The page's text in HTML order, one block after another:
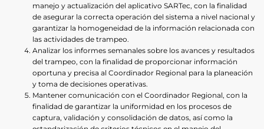
manejo y actualización del aplicativo SARTec, con la finalidad
de asegurar la correcta operación del sistema a nivel nacional y
garantizar la homogeneidad de la información relacionada con
las actividades de trampeo.
Analizar los informes semanales sobre los avances y resultados
del trampeo, con la finalidad de proporcionar información
oportuna y precisa al Coordinador Regional para la planeación
y toma de decisiones operativas.
Mantener comunicación con el Coordinador Regional, con la
finalidad de garantizar la uniformidad en los procesos de
captura, validación y consolidación de datos, así como la